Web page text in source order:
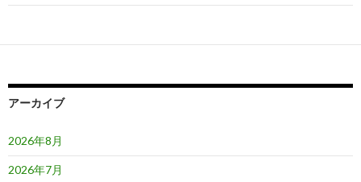
ゲ
ー
ョ
アーカイブ
2026年8月
2026年7月